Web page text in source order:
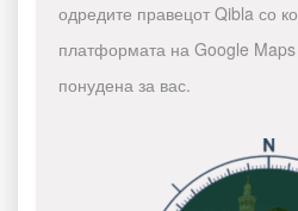
одредите правецот Qibla со
платформата на Google Maps
понудена за вас.